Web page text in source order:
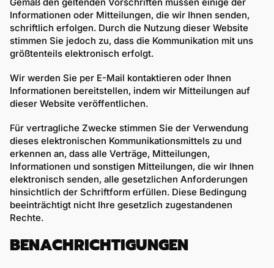
Informationen oder Mitteilungen, die wir Ihnen senden,
schriftlich erfolgen. Durch die Nutzung dieser Website
stimmen Sie jedoch zu, dass die Kommunikation mit uns
größtenteils elektronisch erfolgt.
Wir werden Sie per E-Mail kontaktieren oder Ihnen
Informationen bereitstellen, indem wir Mitteilungen auf
dieser Website veröffentlichen.
Für vertragliche Zwecke stimmen Sie der Verwendung
dieses elektronischen Kommunikationsmittels zu und
erkennen an, dass alle Verträge, Mitteilungen,
Informationen und sonstigen Mitteilungen, die wir Ihnen
elektronisch senden, alle gesetzlichen Anforderungen
hinsichtlich der Schriftform erfüllen. Diese Bedingung
beeinträchtigt nicht Ihre gesetzlich zugestandenen
Rechte.
BENACHRICHTIGUNGEN